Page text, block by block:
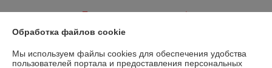
Показать все отзывы
О нас
Обработка файлов cookie
Мы используем файлы cookies для обеспечения удобства
пользователей портала и предоставления персональных